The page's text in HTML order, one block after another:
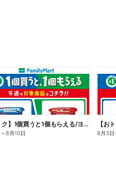
【おトク】1個買うと1個もらえる/ヨーグルト
～8月10日
【お
8月3日